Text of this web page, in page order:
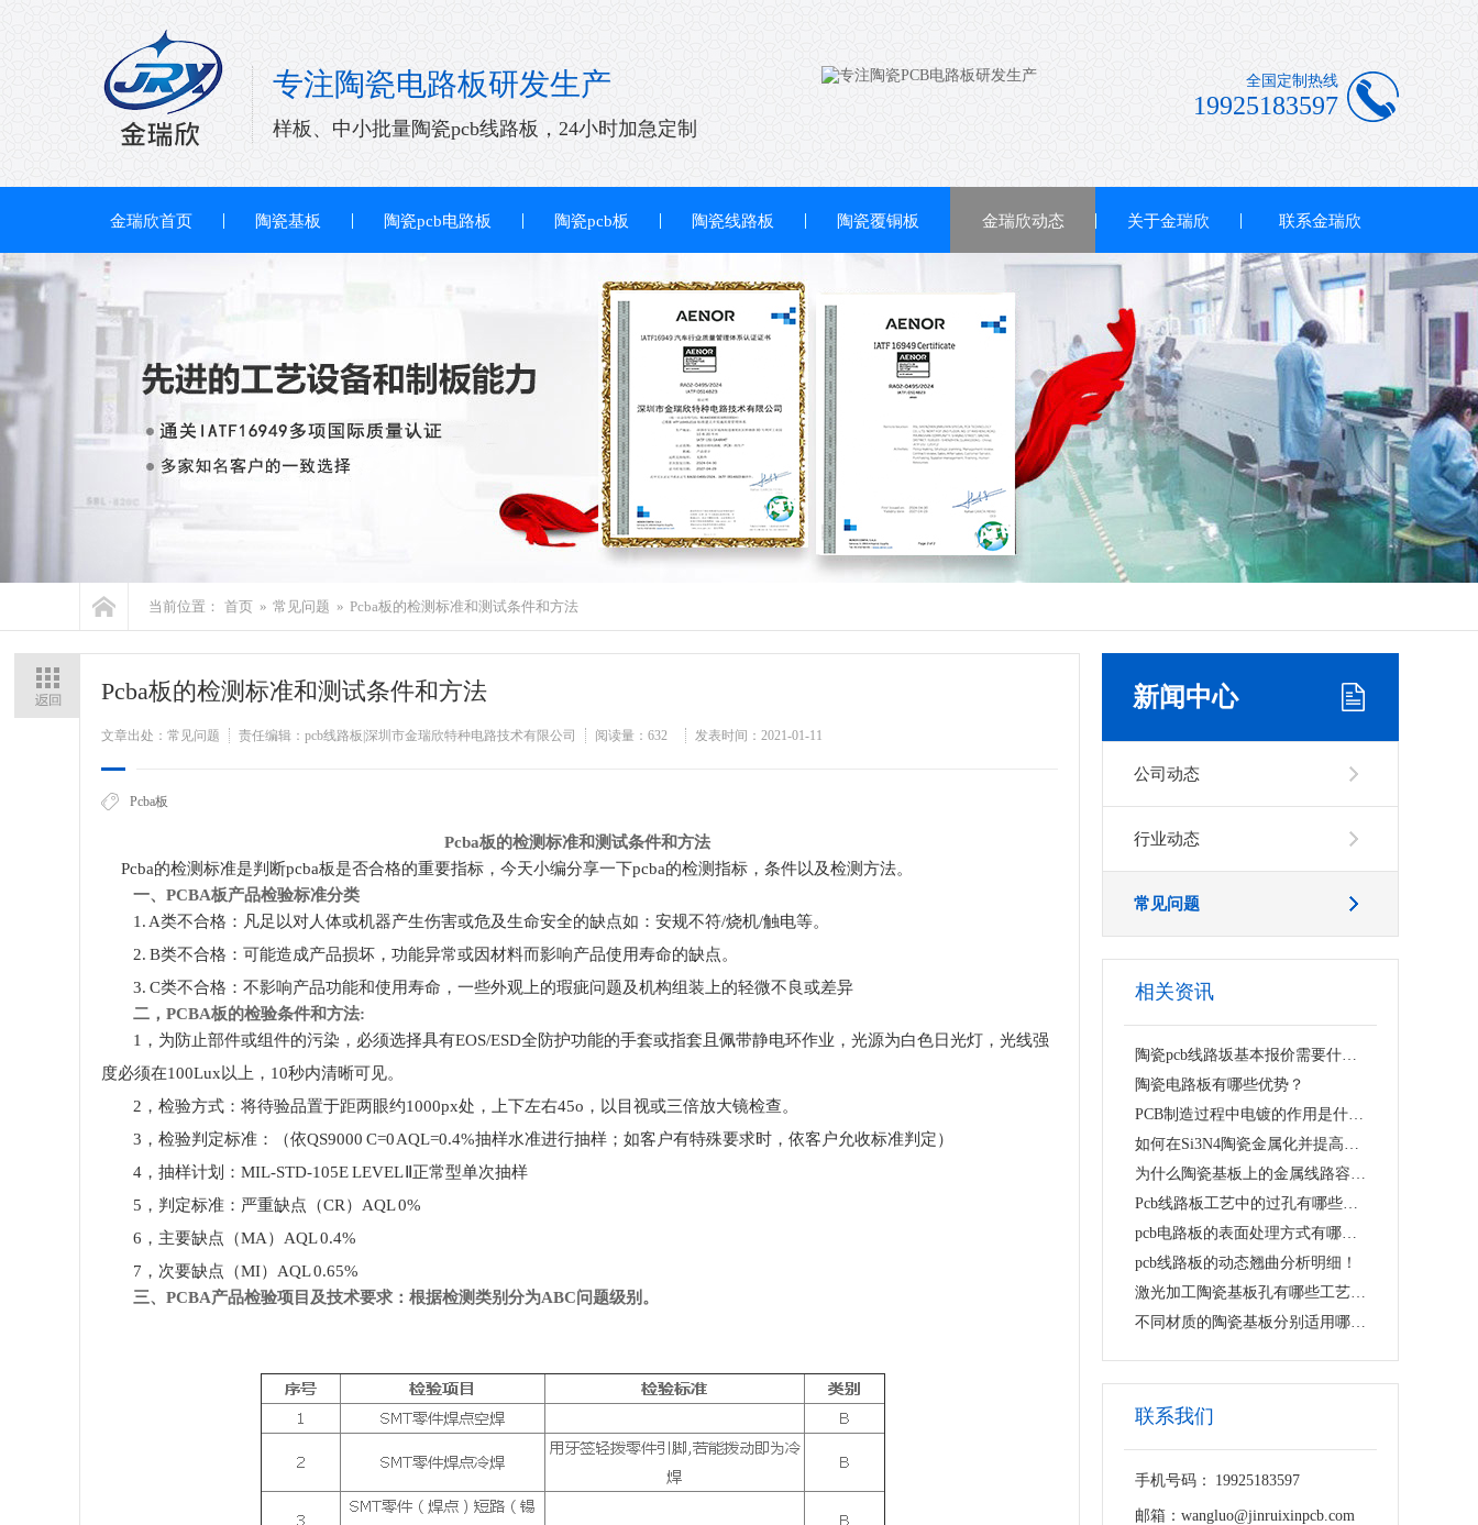
专注陶瓷电路板研发生产
样板、中小批量陶瓷pcb线路板，24小时加急定制
全国定制热线
19925183597
金瑞欣首页 陶瓷基板 陶瓷pcb电路板 陶瓷pcb板 陶瓷线路板 陶瓷覆铜板 金瑞欣动态 关于金瑞欣 联系金瑞欣
当前位置： 首页 » 常见问题 » Pcba板的检测标准和测试条件和方法
Pcba板的检测标准和测试条件和方法
文章出处：常见问题 责任编辑：pcb线路板|深圳市金瑞欣特种电路技术有限公司 阅读量： 632 发表时间：2021-01-11
Pcba板
Pcba板的检测标准和测试条件和方法
Pcba的检测标准是判断pcba板是否合格的重要指标，今天小编分享一下pcba的检测指标，条件以及检测方法。
一、 PCBA板产品检验标准分类
1. A类不合格：凡足以对人体或机器产生伤害或危及生命安全的缺点如：安规不符/烧机/触电等。
2. B类不合格：可能造成产品损坏，功能异常或因材料而影响产品使用寿命的缺点。
3. C类不合格：不影响产品功能和使用寿命，一些外观上的瑕疵问题及机构组装上的轻微不良或差异
二， PCBA板的检验条件和方法:
1，为防止部件或组件的污染，必须选择具有EOS/ESD全防护功能的手套或指套且佩带静电环作业，光源为白色日光灯，光线强
度必须在100Lux以上，10秒内清晰可见。
2，检验方式：将待验品置于距两眼约1000px处，上下左右45o，以目视或三倍放大镜检查。
3，检验判定标准：（依QS9000 C=0 AQL=0.4%抽样水准进行抽样；如客户有特殊要求时，依客户允收标准判定）
4，抽样计划：MIL-STD-105E LEVEL Ⅱ正常型单次抽样
5，判定标准：严重缺点（CR）AQL 0%
6，主要缺点（MA）AQL 0.4%
7，次要缺点（MI）AQL 0.65%
三、 PCBA产品检验项目及技术要求 ：根据检测类别分为ABC问题级别。
新闻中心
公司动态
行业动态
常见问题
相关资讯
陶瓷pcb线路坂基本报价需要什么资料？
陶瓷电路板有哪些优势？
PCB制造过程中电镀的作用是什么？
如何在Si3N4陶瓷金属化并提高金属化层的界面强度？
为什么陶瓷基板上的金属线路容易翘曲脱落？
Pcb线路板工艺中的过孔有哪些类型？
pcb电路板的表面处理方式有哪些？
pcb线路板的动态翘曲分析明细！
激光加工陶瓷基板孔有哪些工艺难点？
不同材质的陶瓷基板分别适用哪些抛光工艺？
联系我们
手机号码： 19925183597
邮箱：wangluo@jinruixinpcb.com